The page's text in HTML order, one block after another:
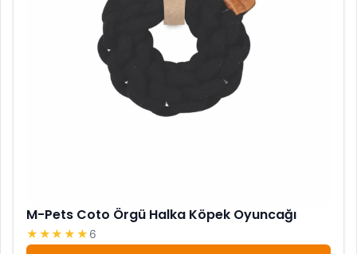
M-Pets Coto Örgü Halka Köpek Oyuncağı
★★★★★ 6